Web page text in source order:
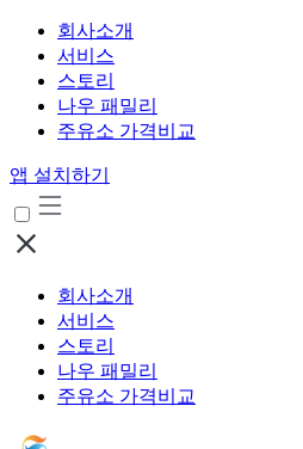
회사소개
서비스
스토리
나우 패밀리
주유소 가격비교
앱 설치하기
회사소개
서비스
스토리
나우 패밀리
주유소 가격비교